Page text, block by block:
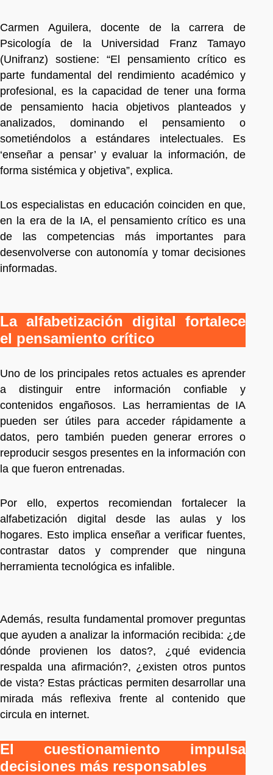
Carmen Aguilera, docente de la carrera de
Psicología de la Universidad Franz Tamayo
(Unifranz) sostiene: “El pensamiento crítico es
parte fundamental del rendimiento académico y
profesional, es la capacidad de tener una forma
de pensamiento hacia objetivos planteados y
analizados, dominando el pensamiento o
sometiéndolos a estándares intelectuales. Es
‘enseñar a pensar’ y evaluar la información, de
forma sistémica y objetiva”, explica.
Los especialistas en educación coinciden en que,
en la era de la IA, el pensamiento crítico es una
de las competencias más importantes para
desenvolverse con autonomía y tomar decisiones
informadas.
La alfabetización digital fortalece
el pensamiento crítico
Uno de los principales retos actuales es aprender
a distinguir entre información confiable y
contenidos engañosos. Las herramientas de IA
pueden ser útiles para acceder rápidamente a
datos, pero también pueden generar errores o
reproducir sesgos presentes en la información con
la que fueron entrenadas.
Por ello, expertos recomiendan fortalecer la
alfabetización digital desde las aulas y los
hogares. Esto implica enseñar a verificar fuentes,
contrastar datos y comprender que ninguna
herramienta tecnológica es infalible.
Además, resulta fundamental promover preguntas
que ayuden a analizar la información recibida: ¿de
dónde provienen los datos?, ¿qué evidencia
respalda una afirmación?, ¿existen otros puntos
de vista? Estas prácticas permiten desarrollar una
mirada más reflexiva frente al contenido que
circula en internet.
El cuestionamiento impulsa
decisiones más responsables